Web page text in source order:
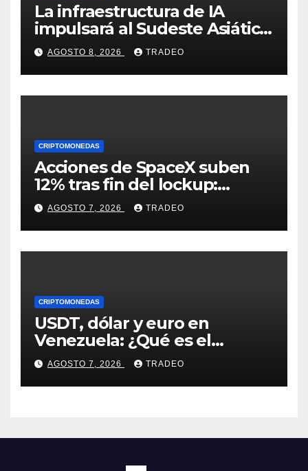
La infraestructura de IA
impulsará al Sudeste Asiático,
destaca United Overseas
Bank
AGOSTO 8, 2026 TRADEO
CRIPTOMONEDAS
Acciones de SpaceX suben
12% tras fin del lockup:
¿Hasta dónde podrían llegar
en agosto?
AGOSTO 7, 2026 TRADEO
CRIPTOMONEDAS
USDT, dólar y euro en
Venezuela: ¿Qué es el
fenómeno “Rockets and
Feathers”?
AGOSTO 7, 2026 TRADEO